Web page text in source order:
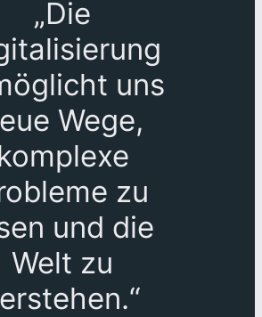
„Die
uns
Wege,
zu
und die
Welt zu